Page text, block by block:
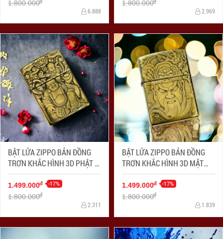
1.800.000
6.888
1.800.000
2.969
BẬT LỬA ZIPPO BẢN ĐỒNG
TRƠN KHẮC HÌNH 3D PHẬT DI
LẠC
1.499.000đ -17%
1.800.000đ
2.311
BẬT LỬA ZIPPO BẢN ĐỒNG
TRƠN KHẮC HÌNH 3D MẶT
QUAN CÔNG SIÊU SẮC NÉT
1.499.000đ -17%
1.800.000đ
1.839